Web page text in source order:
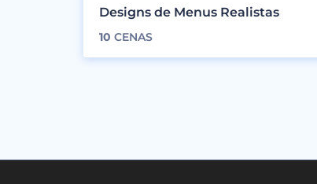
Designs de Menus Realistas
10 CENAS